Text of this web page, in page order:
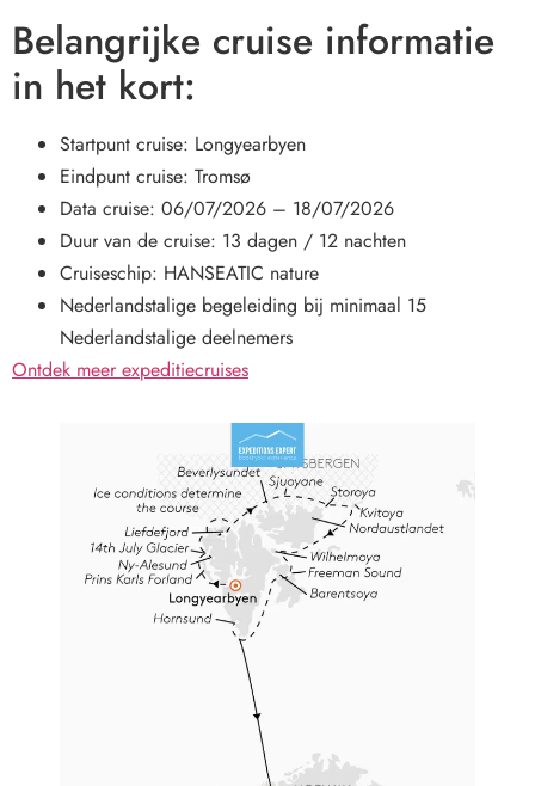
Belangrijke cruise informatie
in het kort:
Startpunt cruise: Longyearbyen
Eindpunt cruise: Tromsø
Data cruise: 06/07/2026 – 18/07/2026
Duur van de cruise: 13 dagen / 12 nachten
Cruiseschip: HANSEATIC nature
Nederlandstalige begeleiding bij minimaal 15
Nederlandstalige deelnemers
Ontdek meer expeditiecruises